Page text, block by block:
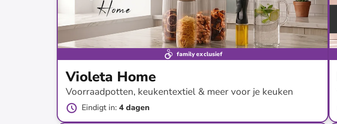
family exclusief
Violeta Home
Voorraadpotten, keukentextiel & meer voor je keuken
Eindigt in: 4 dagen